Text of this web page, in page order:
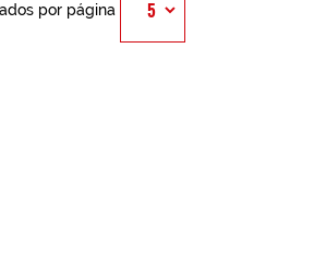
por página